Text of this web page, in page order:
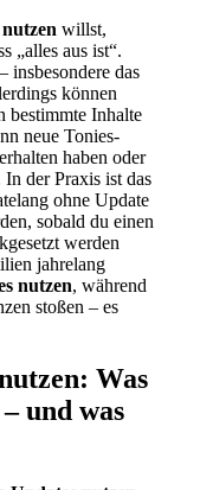
willst,
„alles aus ist“.
insbesondere das
können
bestimmte Inhalte
neue Tonies-
haben oder
der Praxis ist das
ohne Update
sobald du einen
werden
jahrelang
nutzen, während
stoßen – es
Was
und was